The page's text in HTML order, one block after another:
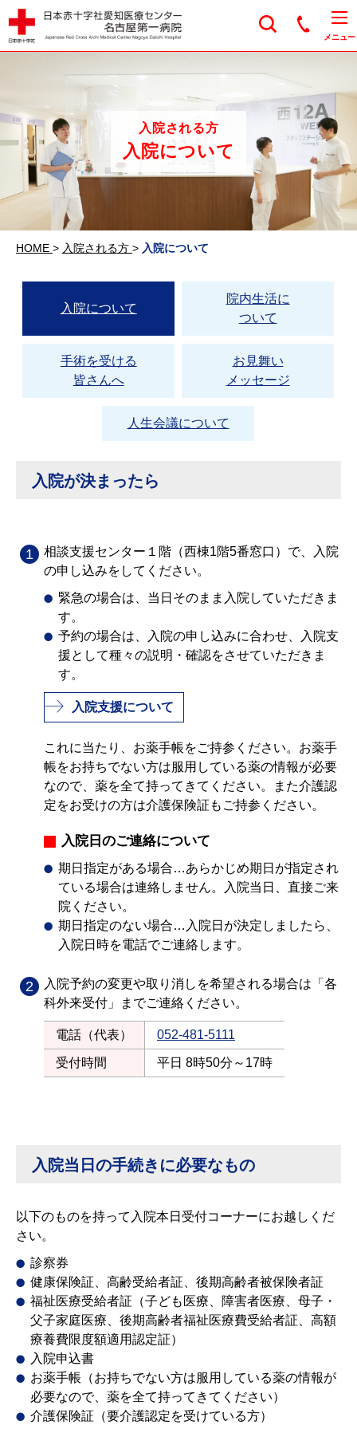
メニュー
入院される方
入院について
HOME > 入院される方 > 入院について
入院について
院内生活に
ついて
手術を受ける
皆さんへ
お見舞い
メッセージ
人生会議について
入院が決まったら
相談支援センター１階（西棟1階5番窓口）で、入院
の申し込みをしてください。
緊急の場合は、当日そのまま入院していただきま
す。
予約の場合は、入院の申し込みに合わせ、入院支
援として種々の説明・確認をさせていただきま
す。
入院支援について
これに当たり、お薬手帳をご持参ください。お薬手
帳をお持ちでない方は服用している薬の情報が必要
なので、薬を全て持ってきてください。また介護認
定をお受けの方は介護保険証もご持参ください。
入院日のご連絡について
期日指定がある場合…あらかじめ期日が指定され
ている場合は連絡しません。入院当日、直接ご来
院ください。
期日指定のない場合…入院日が決定しましたら、
入院日時を電話でご連絡します。
入院予約の変更や取り消しを希望される場合は「各
科外来受付」までご連絡ください。
電話（代表） 052-481-5111
受付時間 平日 8時50分～17時
入院当日の手続きに必要なもの
以下のものを持って入院本日受付コーナーにお越しくだ
さい。
診察券
健康保険証、高齢受給者証、後期高齢者被保険者証
福祉医療受給者証（子ども医療、障害者医療、母子・
父子家庭医療、後期高齢者福祉医療費受給者証、高額
療養費限度額適用認定証）
入院申込書
お薬手帳（お持ちでない方は服用している薬の情報が
必要なので、薬を全て持ってきてください）
介護保険証（要介護認定を受けている方）